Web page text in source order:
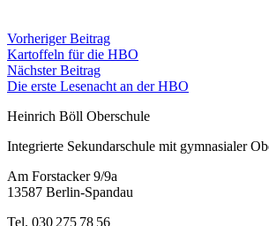
Vorheriger Beitrag
Kartoffeln für die HBO
Nächster Beitrag
Die erste Lesenacht an der HBO
Heinrich Böll Oberschule
Integrierte Sekundarschule mit gymnasialer
Am Forstacker 9/9a
13587 Berlin-Spandau
Tel. 030 275 78 56